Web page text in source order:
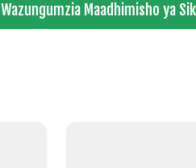
Maadhimisho ya